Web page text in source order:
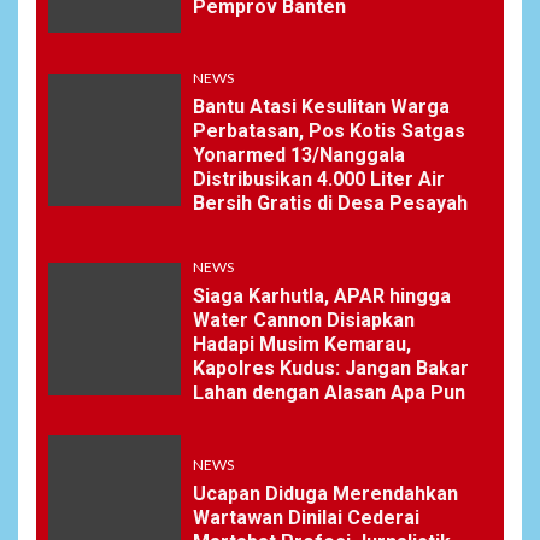
Pemprov Banten Diduga
Kelola Tenaga Ahli Fiktif,
Andra Soni Diminta
Ngomong
Keberhasilan Koperasi
Merah Putih Jadi Kunci
Tegaknya Pasal 33 UUD
1945 dan Program Strategis
Prabowo
Istri AKP Padlun Alfitri Minta
Perlindungan Hukum,
Ungkap Dugaan Pemerasan
Pemprov Banten
NEWS
Bantu Atasi Kesulitan Warga
Perbatasan, Pos Kotis Satgas
Yonarmed 13/Nanggala
Distribusikan 4.000 Liter Air
Bersih Gratis di Desa Pesayah
NEWS
Siaga Karhutla, APAR hingga
Water Cannon Disiapkan
Hadapi Musim Kemarau,
Kapolres Kudus: Jangan Bakar
Lahan dengan Alasan Apa Pun
NEWS
Ucapan Diduga Merendahkan
Wartawan Dinilai Cederai